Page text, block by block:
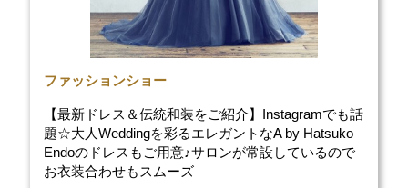
ファッションショー
【最新ドレス＆伝統和装をご紹介】Instagramでも話
題☆大人Weddingを彩るエレガントなA by Hatsuko
Endoのドレスもご用意♪サロンが常設しているので
お衣装合わせもスムーズ